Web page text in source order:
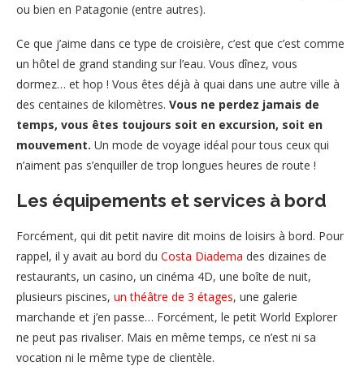
ou bien en Patagonie (entre autres).
Ce que j’aime dans ce type de croisière, c’est que c’est comme
un hôtel de grand standing sur l’eau. Vous dînez, vous
dormez… et hop ! Vous êtes déjà à quai dans une autre ville à
des centaines de kilomètres. Vous ne perdez jamais de
temps, vous êtes toujours soit en excursion, soit en
mouvement. Un mode de voyage idéal pour tous ceux qui
n’aiment pas s’enquiller de trop longues heures de route !
Les équipements et services à bord
Forcément, qui dit petit navire dit moins de loisirs à bord. Pour
rappel, il y avait au bord du Costa Diadema des dizaines de
restaurants, un casino, un cinéma 4D, une boîte de nuit,
plusieurs piscines, un théâtre de 3 étages, une galerie
marchande et j’en passe… Forcément, le petit World Explorer
ne peut pas rivaliser. Mais en même temps, ce n’est ni sa
vocation ni le même type de clientèle.